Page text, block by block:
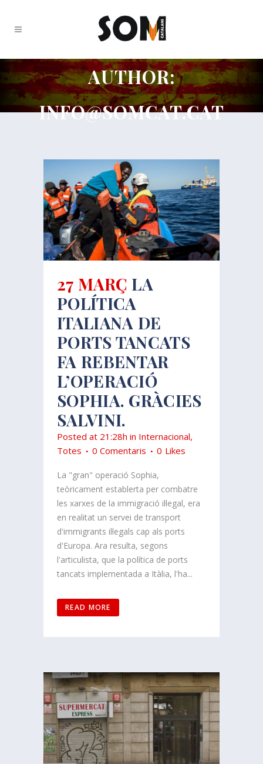
AUTHOR:
INFO@SOMCAT.CAT
27 MARÇ LA
POLÍTICA
ITALIANA DE
PORTS TANCATS
FA REBENTAR
L’OPERACIÓ
SOPHIA. GRÀCIES
SALVINI.
Posted at 21:28h in Internacional,
Totes
0 Comentaris 0 Likes
La "gran" operació Sophia,
teòricament establerta per combatre
les xarxes de la immigració il·legal, era
en realitat un servei de transport
d'immigrants il·legals cap als ports
d'Europa. Ara resulta, segons
l'articulista, que la política de ports
tancats implementada a Itàlia, l'ha...
READ MORE